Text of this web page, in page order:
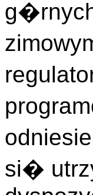
si�